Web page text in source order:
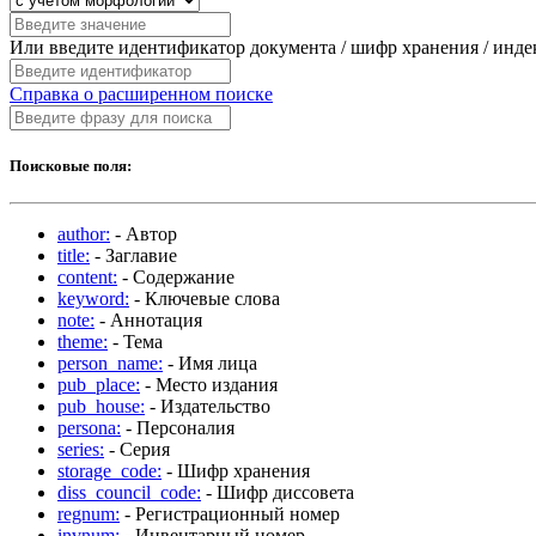
Или введите идентификатор документа / шифр хранения /
Справка о расширенном поиске
Поисковые поля:
author: - Автор
title: - Заглавие
content: - Содержание
keyword: - Ключевые слова
note: - Аннотация
theme: - Тема
person_name: - Имя лица
pub_place: - Место издания
pub_house: - Издательство
persona: - Персоналия
series: - Серия
storage_code: - Шифр хранения
diss_council_code: - Шифр диссовета
regnum: - Регистрационный номер